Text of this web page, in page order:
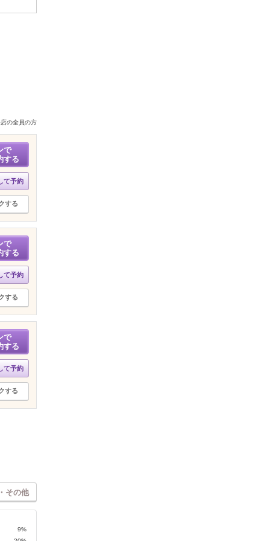
の全員の方
で
する
て予約
する
で
する
て予約
する
で
する
て予約
する
その他
9%